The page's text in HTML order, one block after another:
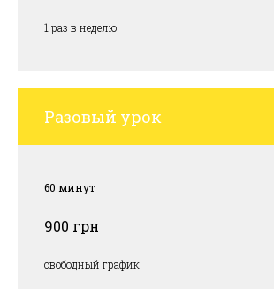
1 раз в неделю
Разовый урок
60 минут
900 грн
свободный график